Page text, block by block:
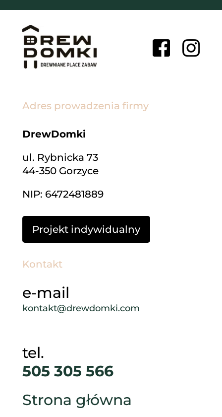
Adres prowadzenia firmy
DrewDomki
ul. Rybnicka 73
44-350 Gorzyce
NIP: 6472481889
Projekt indywidualny
Kontakt
e-mail
kontakt@drewdomki.com
tel.
505 305 566
Strona główna